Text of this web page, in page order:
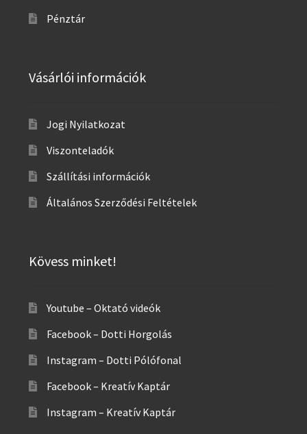
Pénztár
Vásárlói információk
Jogi Nyilatkozat
Viszonteladók
Szállítási információk
Általános Szerződési Feltételek
Kövess minket!
Youtube – Oktató videók
Facebook – Dotti Horgolás
Instagram – Dotti Pólófonal
Facebook – Kreatív Kaptár
Instagram – Kreatív Kaptár